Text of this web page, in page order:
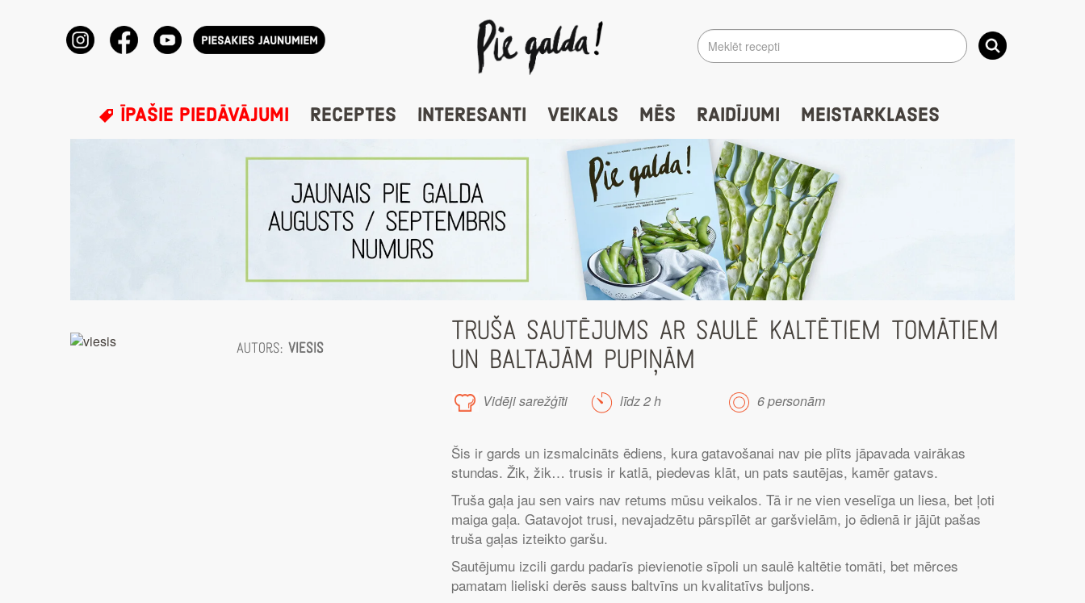
ĪPAŠIE PIEDĀVĀJUMI RECEPTES INTERESANTI VEIKALS MĒS RAIDĪJUMI MEISTARKLASES
Autors:viesis
TRUŠA SAUTĒJUMS AR SAULĒ KALTĒTIEM TOMĀTIEM
UN BALTAJĀM PUPIŅĀM
Vidēji sarežģīti līdz 2 h 6 personām
Šis ir gards un izsmalcināts ēdiens, kura gatavošanai nav pie plīts jāpavada vairākas
stundas. Žik, žik… trusis ir katlā, piedevas klāt, un pats sautējas, kamēr gatavs.
Truša gaļa jau sen vairs nav retums mūsu veikalos. Tā ir ne vien veselīga un liesa, bet ļoti
maiga gaļa. Gatavojot trusi, nevajadzētu pārspīlēt ar garšvielām, jo ēdienā ir jājūt pašas
truša gaļas izteikto garšu.
Sautējumu izcili gardu padarīs pievienotie sīpoli un saulē kaltētie tomāti, bet mērces
pamatam lieliski derēs sauss baltvīns un kvalitatīvs buljons.